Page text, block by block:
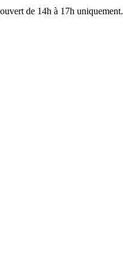
de 14h à 17h uniquement.